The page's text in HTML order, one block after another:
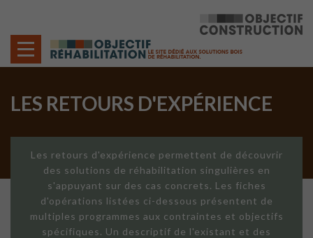
LES RETOURS D'EXPÉRIENCE
Les retours d'expérience permettent de découvrir
des solutions de réhabilitation singulières en
s'appuyant sur des cas concrets. Les fiches
d'opérations listées ci-dessous présentent de
multiples programmes aux contraintes et objectifs
spécifiques. Un descriptif de l'existant et des